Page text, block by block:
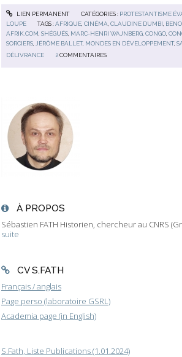
À PROPOS
Sébastien FATH Historien, chercheur au CNRS
suite
CV S.FATH
Français / anglais
Page perso (laboratoire GSRL)
Academia page (in English)
S.Fath, Liste Publications (1.01.2024)
LIEN PERMANENT CATÉGORIES : PROTESTANTISME
LOUPE
TAGS :AFRIQUE,CINÉMA,CLAUDINE DUMBI,
AFRIK.COM,SHÉGUÉS, MARC-HENRI WAJNBERG,CONGO,
SORCIERS,JÉRÔME BALLET, MONDES EN DÉVELOPPEMENT,
DÉLIVRANCE
2 COMMENTAIRES